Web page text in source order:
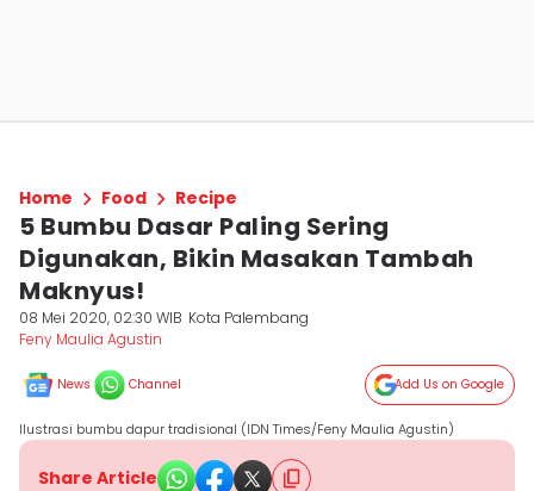
Home Food Recipe
5 Bumbu Dasar Paling Sering
Digunakan, Bikin Masakan Tambah
Maknyus!
08 Mei 2020, 02:30 WIB Kota Palembang
Feny Maulia Agustin
News Channel Add Us on Google
Ilustrasi bumbu dapur tradisional (IDN Times/Feny Maulia Agustin)
Share Article